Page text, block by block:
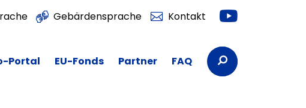
Gebärdensprache Kontakt Youtube
Portal EU-Fonds Partner FAQ Suchbegriffe